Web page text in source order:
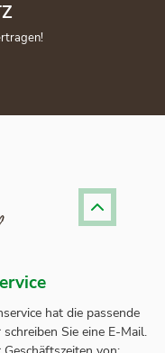
hat die passende
Sie eine E-Mail.